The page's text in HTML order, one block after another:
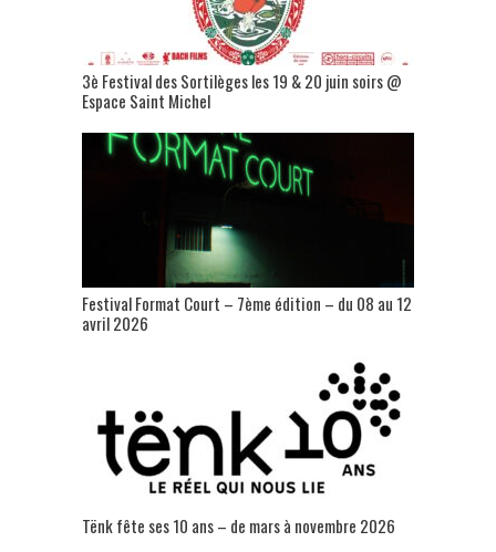
3è Festival des Sortilèges les 19 & 20 juin soirs @
Espace Saint Michel
Festival Format Court – 7ème édition – du 08 au 12
avril 2026
Tënk fête ses 10 ans – de mars à novembre 2026